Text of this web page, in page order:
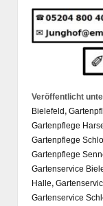
Veröffentlicht
Bielefeld,
Gartenpflege
Gartenpflege
Gartenpflege
Gartenservice
Halle,
Gartenservice